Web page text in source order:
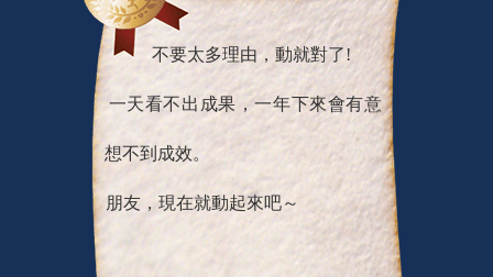
不要太多理由，動就對了!
一天看不出成果，一年下來會有意
朋友，現在就動起來吧～